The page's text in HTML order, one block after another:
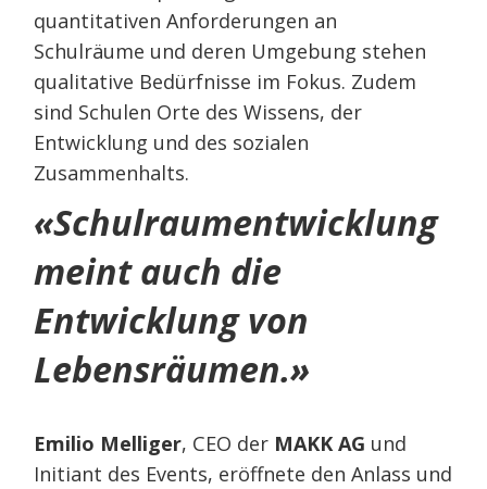
quantitativen Anforderungen an
Schulräume und deren Umgebung stehen
qualitative Bedürfnisse im Fokus. Zudem
sind Schulen Orte des Wissens, der
Entwicklung und des sozialen
Zusammenhalts.
«Schulraumentwicklung
meint auch die
Entwicklung von
Lebensräumen.»
Emilio Melliger, CEO der MAKK AG und
Initiant des Events, eröffnete den Anlass und